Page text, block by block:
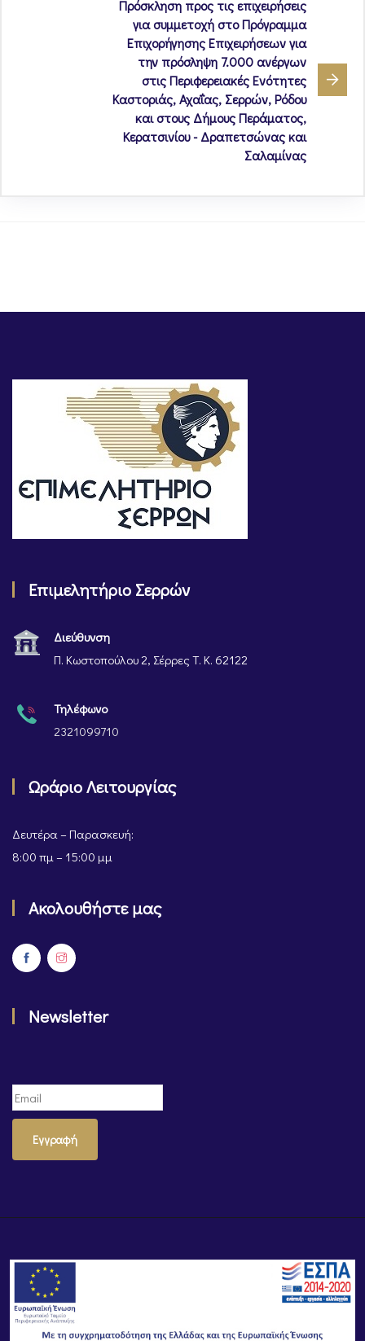
Πρόσκληση προς τις επιχειρήσεις
για συμμετοχή στο Πρόγραμμα
Επιχορήγησης Επιχειρήσεων για
την πρόσληψη 7.000 ανέργων
στις Περιφερειακές Ενότητες
Καστοριάς, Αχαΐας, Σερρών, Ρόδου
και στους Δήμους Περάματος,
Κερατσινίου - Δραπετσώνας και
Σαλαμίνας
Επιμελητήριο Σερρών
Διεύθυνση
Π. Κωστοπούλου 2, Σέρρες Τ. Κ. 62122
Τηλέφωνο
2321099710
Ωράριο Λειτουργίας
Δευτέρα – Παρασκευή:
8:00 πμ – 15:00 μμ
Ακολουθήστε μας
Newsletter
Εγγραφή